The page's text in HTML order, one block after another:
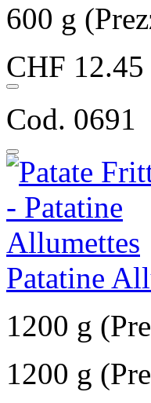
600 g
CHF 12.45
Cod. 0691
Patatine
1200 g
1200 g